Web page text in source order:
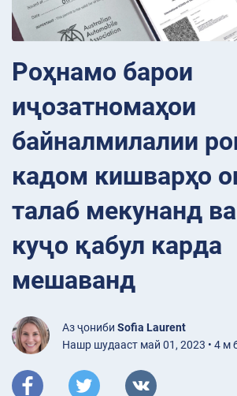
Роҳнамо барои
иҷозатномаҳои
байналмилалии
кадом кишварҳо
талаб мекунанд
куҷо қабул карда
мешаванд
Аз ҷониби Sofia Laurent
Нашр шудааст май 01, 2023 • 4 м